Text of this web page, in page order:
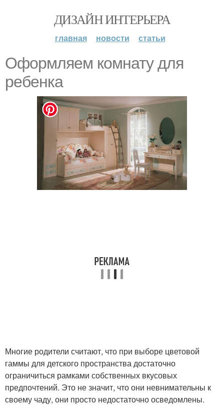
ДИЗАЙН ИНТЕРЬЕРА
главная новости статьи
Оформляем комнату для
ребенка
Многие родители считают, что при выборе цветовой
гаммы для детского пространства достаточно
ограничиться рамками собственных вкусовых
предпочтений. Это не значит, что они невнимательны к
своему чаду, они просто недостаточно осведомлены.